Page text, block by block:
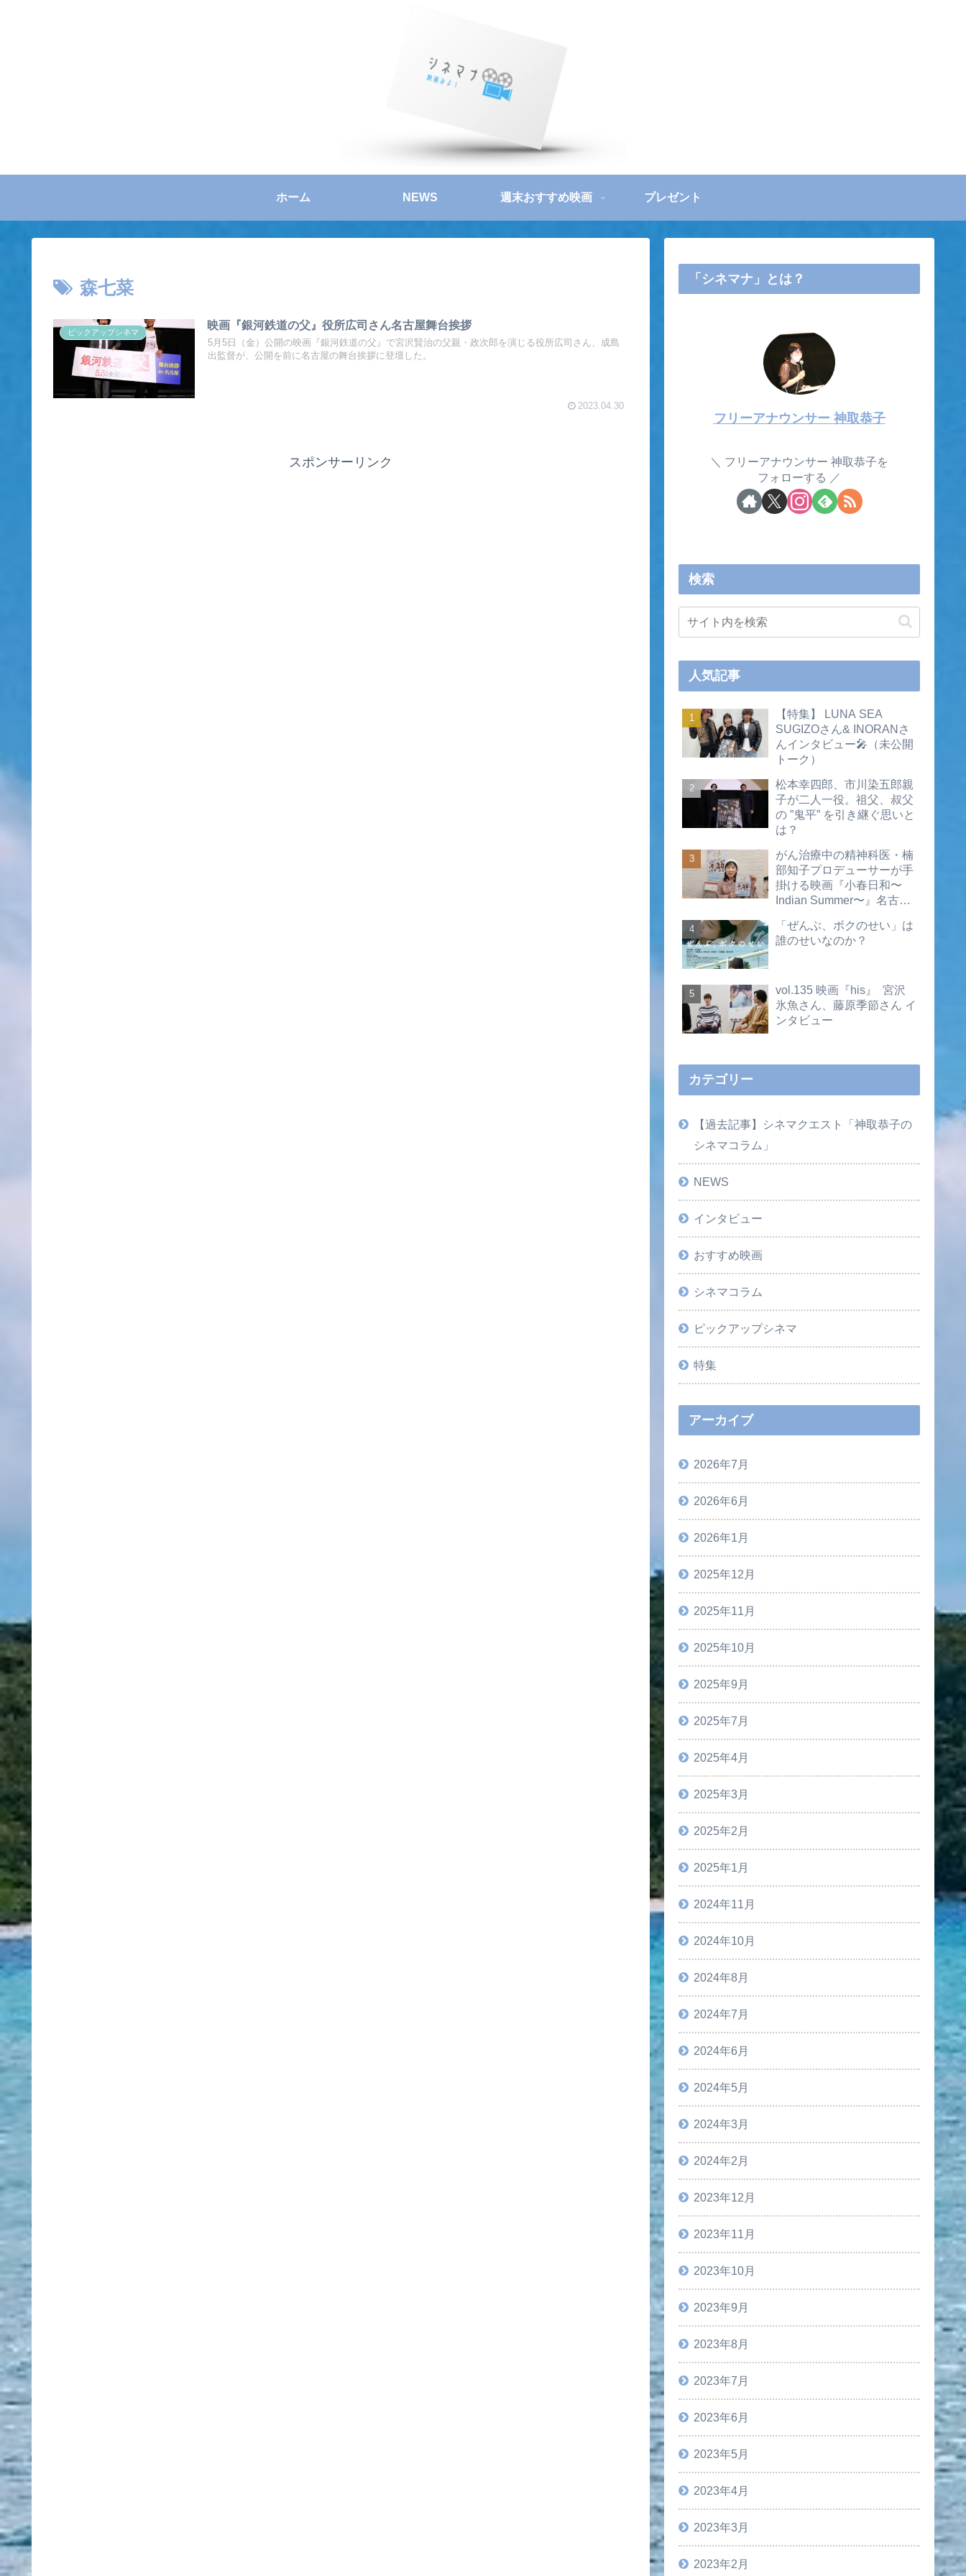
ホーム NEWS 週末おすすめ映画 プレゼント
森七菜
ピックアップシネマ
映画『銀河鉄道の父』役所広司さん名古屋舞台挨拶
5月5日（金）公開の映画『銀河鉄道の父』で宮沢賢治の父親・政次郎を演じる役所広司さん、成島
出監督が、公開を前に名古屋の舞台挨拶に登壇した。
2023.04.30
スポンサーリンク
「シネマナ」とは？
フリーアナウンサー 神取恭子
フリーアナウンサー 神取恭子を
フォローする
検索
人気記事
【特集】 LUNA SEA
SUGIZOさん& INORANさ
んインタビュー🎤（未公開
トーク）
松本幸四郎、市川染五郎親
子が二人一役。祖父、叔父
の ”鬼平” を引き継ぐ思いと
は？
がん治療中の精神科医・楠
部知子プロデューサーが手
掛ける映画『小春日和〜
Indian Summer〜』名古屋
画あり）
「ぜんぶ、ボクのせい」は
誰のせいなのか？
vol.135 映画『his』 宮沢
氷魚さん、藤原季節さん イ
ンタビュー
カテゴリー
【過去記事】シネマクエスト「神取恭子の
シネマコラム」
NEWS
インタビュー
おすすめ映画
シネマコラム
ピックアップシネマ
特集
アーカイブ
2026年7月
2026年6月
2026年1月
2025年12月
2025年11月
2025年10月
2025年9月
2025年7月
2025年4月
2025年3月
2025年2月
2025年1月
2024年11月
2024年10月
2024年8月
2024年7月
2024年6月
2024年5月
2024年3月
2024年2月
2023年12月
2023年11月
2023年10月
2023年9月
2023年8月
2023年7月
2023年6月
2023年5月
2023年4月
2023年3月
2023年2月